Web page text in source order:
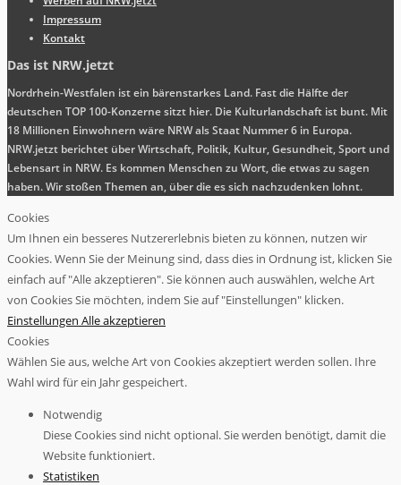
Impressum
Kontakt
Das ist NRW.jetzt
Nordrhein-Westfalen ist ein bärenstarkes Land. Fast die Hälfte der
deutschen TOP 100-Konzerne sitzt hier. Die Kulturlandschaft ist bunt. Mit
18 Millionen Einwohnern wäre NRW als Staat Nummer 6 in Europa.
NRW.jetzt berichtet über Wirtschaft, Politik, Kultur, Gesundheit, Sport und
Lebensart in NRW. Es kommen Menschen zu Wort, die etwas zu sagen
haben. Wir stoßen Themen an, über die es sich nachzudenken lohnt.
Cookies
Um Ihnen ein besseres Nutzererlebnis bieten zu können, nutzen wir
Cookies. Wenn Sie der Meinung sind, dass dies in Ordnung ist, klicken Sie
einfach auf "Alle akzeptieren". Sie können auch auswählen, welche Art
von Cookies Sie möchten, indem Sie auf "Einstellungen" klicken.
Einstellungen Alle akzeptieren
Cookies
Wählen Sie aus, welche Art von Cookies akzeptiert werden sollen. Ihre
Wahl wird für ein Jahr gespeichert.
Notwendig
Diese Cookies sind nicht optional. Sie werden benötigt, damit die
Website funktioniert.
Statistiken